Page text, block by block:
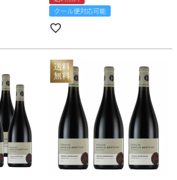
クール便対応可能